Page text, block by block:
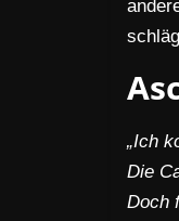
„Ich
Die
Doch